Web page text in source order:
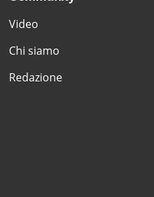
Video
Chi siamo
Redazione